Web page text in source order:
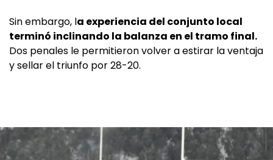
Sin embargo, la experiencia del conjunto local
terminó inclinando la balanza en el tramo final.
Dos penales le permitieron volver a estirar la ventaja
y sellar el triunfo por 28-20.